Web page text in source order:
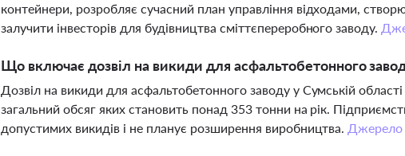
контейнери, розробляє сучасний план управління відходами,
залучити інвесторів для будівництва сміттєпереробного заводу.
Що включає дозвіл на викиди для асфальтобетонного
Дозвіл на викиди для асфальтобетонного заводу у Сумській
загальний обсяг яких становить понад 353 тонни на рік.
допустимих викидів і не планує розширення виробництва. Джерело